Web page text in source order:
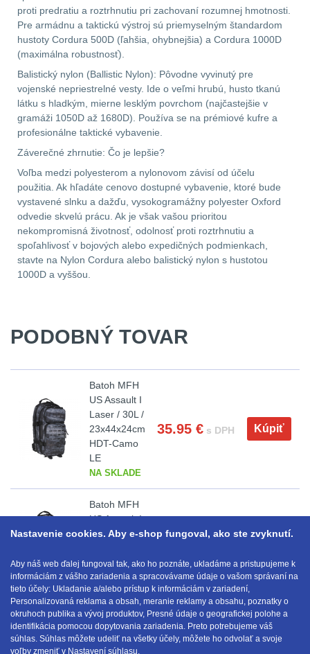
proti predratiu a roztrhnutiu pri zachovaní rozumnej hmotnosti.
Pre armádnu a taktickú výstroj sú priemyselným štandardom
hustoty Cordura 500D (ľahšia, ohybnejšia) a Cordura 1000D
(maximálna robustnosť).
Balistický nylon (Ballistic Nylon): Pôvodne vyvinutý pre
vojenské nepriestrelné vesty. Ide o veľmi hrubú, husto tkanú
látku s hladkým, mierne lesklým povrchom (najčastejšie v
gramáži 1050D až 1680D). Používa se na prémiové kufre a
profesionálne taktické vybavenie.
Záverečné zhrnutie: Čo je lepšie?
Voľba medzi polyesterom a nylonovom závisí od účelu
použitia. Ak hľadáte cenovo dostupné vybavenie, ktoré bude
vystavené slnku a dažďu, vysokogramážny polyester Oxford
odvedie skvelú prácu. Ak je však vašou prioritou
nekompromisná životnosť, odolnosť proti roztrhnutiu a
spoľahlivosť v bojových alebo expedičných podmienkach,
stavte na Nylon Cordura alebo balistický nylon s hustotou
1000D a vyššou.
PODOBNÝ TOVAR
Batoh MFH
US Assault I
Laser / 30L /
23x44x24cm
HDT-Camo
LE
NA SKLADE
35.95 € s DPH Kúpiť
Batoh MFH
US Assault I
Laser / 30L /
Snake Black
NA SKLADE
35.95€ Kúpiť
E-mail:obchod@anod.sk
Nastavenie cookies. Aby e-shop fungoval, ako ste zvyknutí.
Aby náš web ďalej fungoval tak, ako ho poznáte, ukladáme a pristupujeme k
informáciám z vášho zariadenia a spracovávame údaje o vašom správaní na
tieto účely: Ukladanie a/alebo prístup k informáciám v zariadení,
Personalizovaná reklama a obsah, meranie reklamy a obsahu, poznatky o
okruhoch publika a vývoj produktov, Presné údaje o geografickej polohe a
identifikácia pomocou dopytovania zariadenia. Preto potrebujeme váš
súhlas. Súhlas môžete udeliť na všetky účely, môžete ho odvolať a svoje
voľby zmeniť v Nastavení súhlasu.